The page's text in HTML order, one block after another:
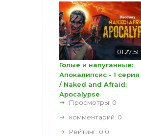
01:27:51
Голые и напуганные:
Апокалипсис - 1 серия
/ Naked and Afraid:
Apocalypse
Просмотры: 0
комментарий: 0
Рейтинг: 0.0